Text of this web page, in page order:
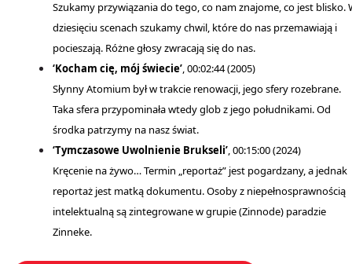
Szukamy przywiązania do tego, co nam znajome, co jest blisko.
dziesięciu scenach szukamy chwil, które do nas przemawiają i
pocieszają. Różne głosy zwracają się do nas.
‘Kocham cię, mój świecie’, 00:02:44 (2005)
Słynny Atomium był w trakcie renowacji, jego sfery rozebrane.
Taka sfera przypominała wtedy glob z jego południkami. Od
środka patrzymy na nasz świat.
‘Tymczasowe Uwolnienie Brukseli’, 00:15:00 (2024)
Kręcenie na żywo… Termin „reportaż” jest pogardzany, a jednak
reportaż jest matką dokumentu. Osoby z niepełnosprawnością
intelektualną są zintegrowane w grupie (Zinnode) paradzie
Zinneke.